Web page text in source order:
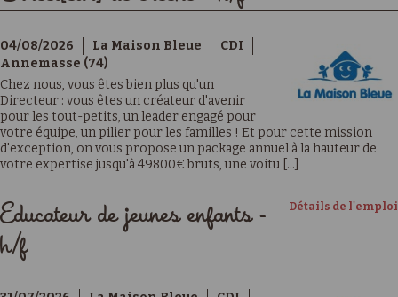
04/08/2026 La Maison Bleue
CDI
Annemasse (74)
Chez nous, vous êtes bien plus qu'un
Directeur : vous êtes un créateur d'avenir
pour les tout-petits, un leader engagé pour
votre équipe, un pilier pour les familles ! Et pour cette mission
d'exception, on vous propose un package annuel à la hauteur de
votre expertise jusqu'à 49800€ bruts, une voitu [...]
Détails de l'emploi
Educateur de jeunes enfants -
h/f